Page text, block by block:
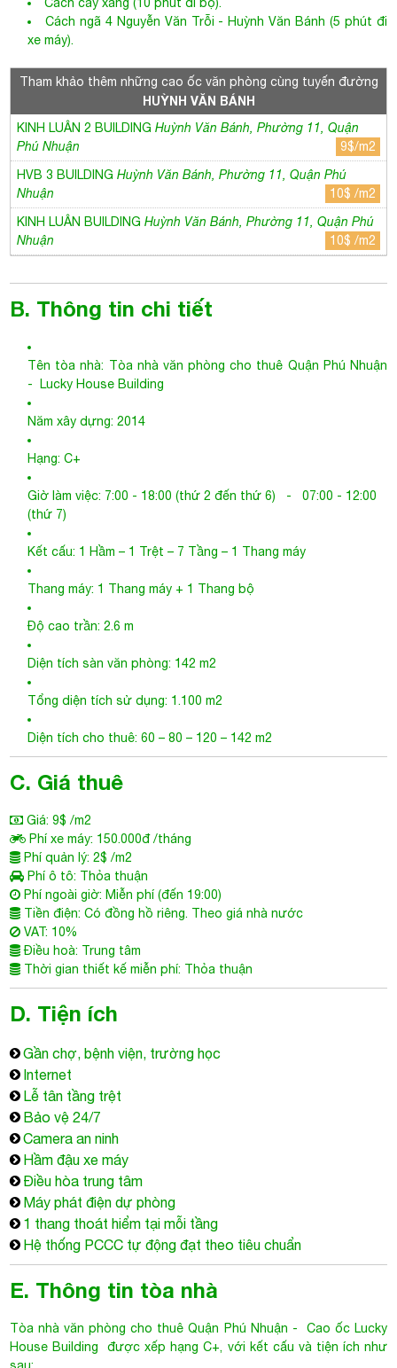
HVB 3 BUILDINGHuỳnh Văn Bánh, Phường 11, Quận Phú
Nhuận
KINH LUÂN BUILDINGHuỳnh Văn Bánh, Phường 11, Quận Phú
Nhuận
10$ /m2
B. Thông tin chi tiết
​​​​​Tên tòa nhà:Tòa nhà văn phòng cho thuê Quận Phú Nhuận
- Lucky House Building
Hạng: C+
(thứ 7)
Kết cấu: 1 Hầm – 1 Trệt – 7 Tầng – 1 Thang máy
Thang máy: 1 Thang máy + 1 Thang bộ
Độ cao trần: 2.6 m
Diện tích sàn văn phòng: 142 m2
Tổng diện tích sử dụng: 1.100 m2
Diện tích cho thuê: 60 – 80 – 120 – 142 m2
C. Giá thuê
Giá: 9$ /m2
Phí xe máy: 150.000đ /tháng
Phí quản lý: 2$ /m2
Phí ô tô: Thỏa thuận
Phí ngoài giờ: Miễn phí (đến 19:00)
Tiền điện: Có đồng hồ riêng. Theo giá nhà nước
VAT: 10%
Điều hoà: Trung tâm
Thời gian thiết kế miễn phí: Thỏa thuận
D. Tiện ích
Gần chợ, bệnh viện, trường học
Internet
Lễ tân tầng trệt
Bảo vệ 24/7
Hầm đậu xe máy
Điều hòa trung tâm
Máy phát điện dự phòng
1 thang thoát hiểm tại mỗi tầng
Hệ thống PCCC tự động đạt theo tiêu chuẩn
E. Thông tin tòa nhà
Tòa nhà văn phòng cho thuê Quận Phú Nhuận
House Buildingđược xếp hạng C+, với kết cấu và tiện ích như
sau:
1 tầng hầm rộng rãi đáp ứng đủ nhu cầu cho xe máy của toàn
khối văn phòng.
1 phần tầng trệt được sử dụng như sảnh lễ tân.
7 tầng được sử dụng làm văn phòng cho thuê với tổng diện
tích 1.100 m2